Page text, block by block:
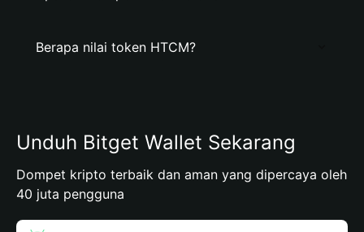
Berapa nilai token HTCM?
Unduh Bitget Wallet Sekarang
Dompet kripto terbaik dan aman yang dipercaya oleh
40 juta pengguna